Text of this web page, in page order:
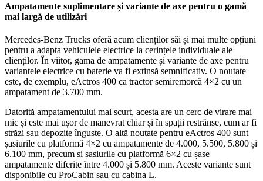
Ampatamente suplimentare și variante de axe pentru o gamă
mai largă de utilizări
Mercedes-Benz Trucks oferă acum clienților săi și mai multe opțiuni
pentru a adapta vehiculele electrice la cerințele individuale ale
clienților. În viitor, gama de ampatamente și variante de axe pentru
variantele electrice cu baterie va fi extinsă semnificativ. O noutate
este, de exemplu, eActros 400 ca tractor semiremorcă 4×2 cu un
ampatament de 3.700 mm.
Datorită ampatamentului mai scurt, acesta are un cerc de virare mai
mic și este mai ușor de manevrat chiar și în spații restrânse, cum ar fi
străzi sau depozite înguste. O altă noutate pentru eActros 400 sunt
șasiurile cu platformă 4×2 cu ampatamente de 4.000, 5.500, 5.800 și
6.100 mm, precum și șasiurile cu platformă 6×2 cu șase
ampatamente diferite între 4.000 și 5.800 mm. Aceste variante sunt
disponibile cu ProCabin sau cu cabina L.